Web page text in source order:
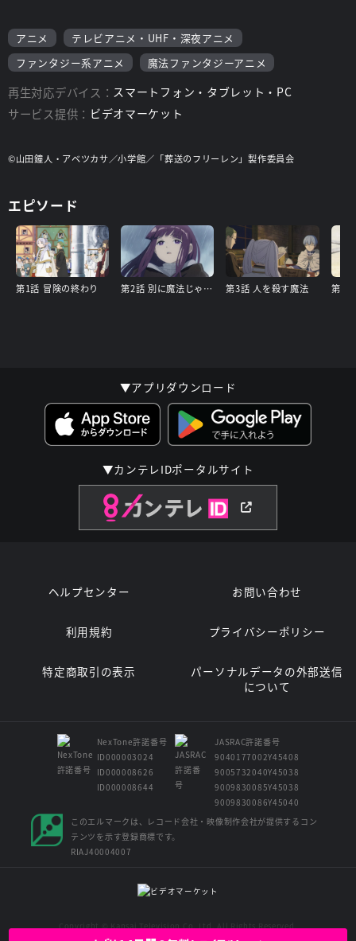
アニメ
テレビアニメ・UHF・深夜アニメ
ファンタジー系アニメ
魔法ファンタジーアニメ
再生対応デバイス： スマートフォン・タブレット・PC
サービス提供： ビデオマーケット
©山田鐘人・アベツカサ／小学館／「葬送のフリーレン」製作委員会
エピソード
第1話 冒険の終わり 第2話 別に魔法じゃなくたって… 第3話 人を殺す魔法 第4
▼アプリダウンロード
▼カンテレIDポータルサイト
ヘルプセンター お問い合わせ
利用規約 プライバシーポリシー
特定商取引の表示
パーソナルデータの外部送信
について
NexTone許諾番号
ID000003024
ID000008626
ID000008644
JASRAC許諾番号
9040177002Y45408
9005732040Y45038
9009830085Y45038
9009830086Y45040
このエルマークは、レコード会社・映像制作会社が提供するコン
テンツを示す登録商標です。
RIAJ40004007
Copyright © Kansai Television Co. Ltd. All Rights Reserved.